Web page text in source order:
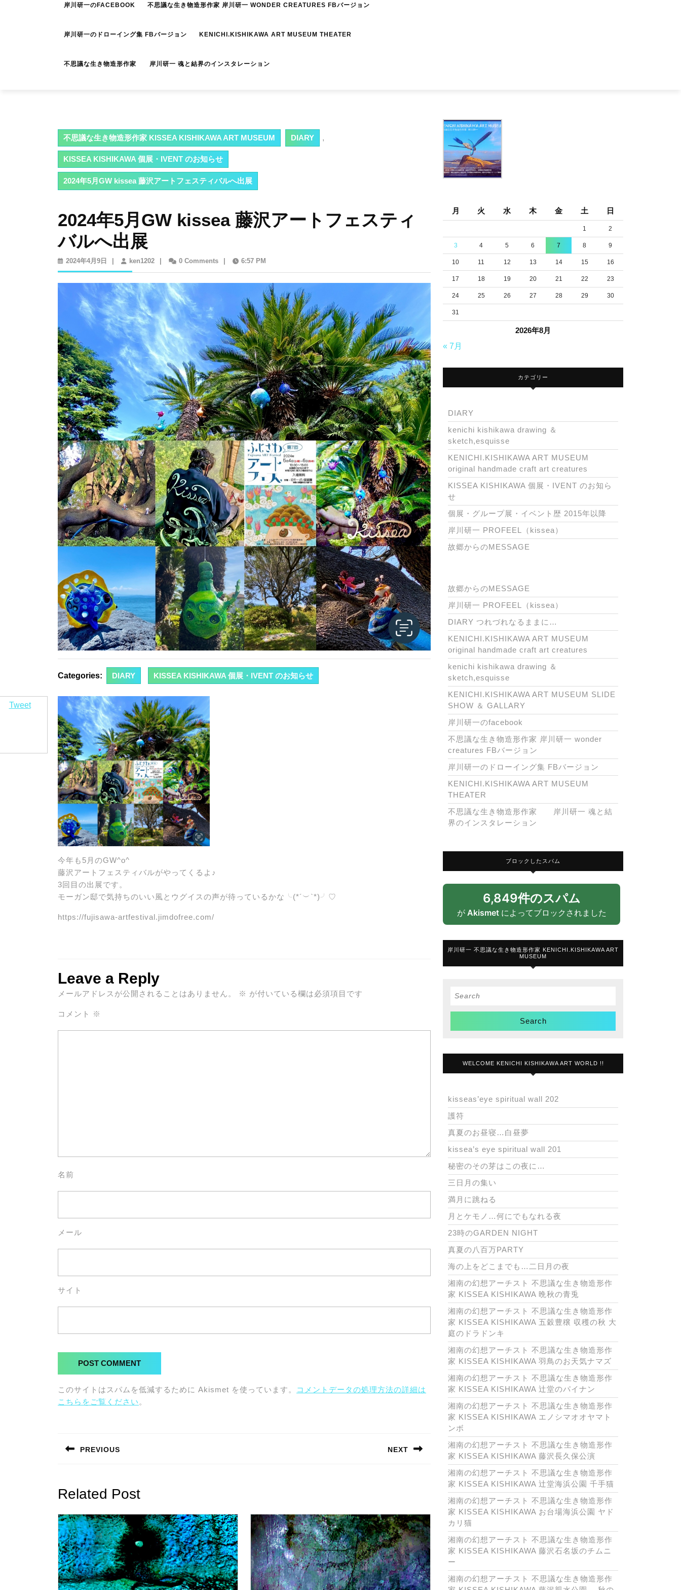
岸川研一のFACEBOOK 不思議な生き物造形作家 岸川研一 WONDER CREATURES FBバージョン
岸川研一のドローイング集 FBバージョン KENICHI.KISHIKAWA ART MUSEUM THEATER
不思議な生き物造形作家 岸川研一 魂と結界のインスタレーション
不思議な生き物造形作家 KISSEA KISHIKAWA ART MUSEUM DIARY ,
KISSEA KISHIKAWA 個展・IVENT のお知らせ
2024年5月GW kissea 藤沢アートフェスティバルへ出展
2024年5月GW kissea 藤沢アートフェスティ
バルへ出展
2024年4月9日
2024
年
月
9
日
ken1202ken12020 Comments 6:57 PM
Categories: DIARY KISSEA KISHIKAWA 個展・IVENT のお知らせ
Tweet
今年も5月のGW^o^
藤沢アートフェスティバルがやってくるよ♪
3回目の出展です。
モーガン邸で気持ちのいい風とウグイスの声が待っているかな╰(*´︶`*)╯♡
https://fujisawa-artfestival.jimdofree.com/
Leave a Reply
メールアドレスが公開されることはありません。 ※ が付いている欄は必須項目です
コメント ※
名前
メール
サイト
このサイトはスパムを低減するために Akismet を使っています。
コメントデータの処理方法の詳細は
こちらをご覧ください 。
稿
ゲ
ー
シ
ョ
ン
PREVIOUS NEXT
Related Post
2026年8月
月 火 水 木 金 土 日
1 2
3 4 5 6 7 8 9
10 11 12 13 14 15 16
17 18 19 20 21 22 23
24 25 26 27 28 29 30
31
« 7月
カテゴリー
DIARY
kenichi kishikawa drawing ＆
sketch,esquisse
KENICHI.KISHIKAWA ART MUSEUM
original handmade craft art creatures
KISSEA KISHIKAWA 個展・IVENT のお知ら
せ
個展・グループ展・イベント歴 2015年以降
岸川研一 PROFEEL（kissea）
故郷からのMESSAGE
故郷からのMESSAGE
岸川研一 PROFEEL（kissea）
DIARY つれづれなるままに…
KENICHI.KISHIKAWA ART MUSEUM
original handmade craft art creatures
kenichi kishikawa drawing ＆
sketch,esquisse
KENICHI.KISHIKAWA ART MUSEUM SLIDE
SHOW ＆ GALLARY
岸川研一のfacebook
不思議な生き物造形作家 岸川研一 wonder
creatures FBバージョン
岸川研一のドローイング集 FBバージョン
KENICHI.KISHIKAWA ART MUSEUM
THEATER
不思議な生き物造形作家 岸川研一 魂と結
界のインスタレーション
ブロックしたスパム
6,849件のスパム
が Akismetによってブロックされました
岸川研一 不思議な生き物造形作家 KENICHI.KISHIKAWA ART
MUSEUM
Search
WELCOME KENICHI KISHIKAWA ART WORLD !!
kisseas’eye spiritual wall 202
護符
真夏のお昼寝…白昼夢
kissea’s eye spiritual wall 201
秘密のその芽はこの夜に…
三日月の集い
満月に跳ねる
月とケモノ…何にでもなれる夜
23時のGARDEN NIGHT
真夏の八百万PARTY
海の上をどこまでも…二日月の夜
湘南の幻想アーチスト 不思議な生き物造形作
家 KISSEA KISHIKAWA 晩秋の青兎
湘南の幻想アーチスト 不思議な生き物造形作
家 KISSEA KISHIKAWA 五穀豊穣 収穫の秋 大
庭のドラドンキ
湘南の幻想アーチスト 不思議な生き物造形作
家 KISSEA KISHIKAWA 羽鳥のお天気ナマズ
湘南の幻想アーチスト 不思議な生き物造形作
家 KISSEA KISHIKAWA 辻堂のパイナン
湘南の幻想アーチスト 不思議な生き物造形作
家 KISSEA KISHIKAWA エノシマオオヤマト
ンボ
湘南の幻想アーチスト 不思議な生き物造形作
家 KISSEA KISHIKAWA 藤沢長久保公演
湘南の幻想アーチスト 不思議な生き物造形作
家 KISSEA KISHIKAWA 辻堂海浜公園 千手猫
湘南の幻想アーチスト 不思議な生き物造形作
家 KISSEA KISHIKAWA お台場海浜公園 ヤド
カリ猫
湘南の幻想アーチスト 不思議な生き物造形作
家 KISSEA KISHIKAWA 藤沢石名坂のチムニ
ー
湘南の幻想アーチスト 不思議な生き物造形作